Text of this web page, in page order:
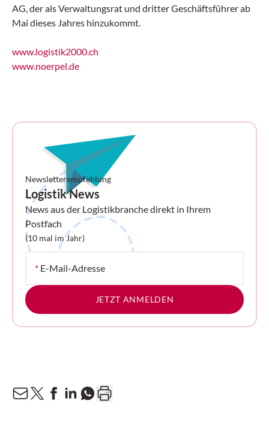
AG, der als Verwaltungsrat und dritter Geschäftsführer ab
Mai dieses Jahres hinzukommt.
www.logistik2000.ch
www.noerpel.de
Newsletterempfehlung
Logistik News
News aus der Logistikbranche direkt in Ihrem
Postfach
(10 mal im Jahr)
* E-Mail-Adresse
JETZT ANMELDEN